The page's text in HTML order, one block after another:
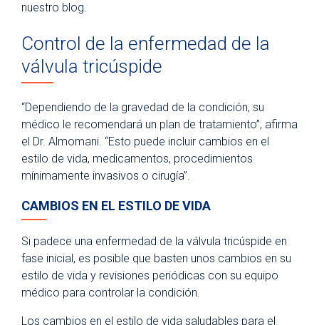
nuestro blog.
Control de la enfermedad de la
válvula tricúspide
“Dependiendo de la gravedad de la condición, su
médico le recomendará un plan de tratamiento”, afirma
el Dr. Almomani. “Esto puede incluir cambios en el
estilo de vida, medicamentos, procedimientos
mínimamente invasivos o cirugía”.
CAMBIOS EN EL ESTILO DE VIDA
Si padece una enfermedad de la válvula tricúspide en
fase inicial, es posible que basten unos cambios en su
estilo de vida y revisiones periódicas con su equipo
médico para controlar la condición.
Los cambios en el estilo de vida saludables para el